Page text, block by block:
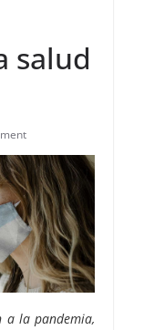
salud
a la pandemia,